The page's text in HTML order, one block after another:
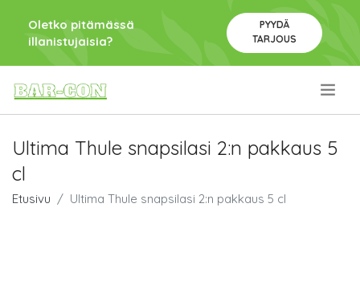
Oletko pitämässä
illanistujaisia?
PYYDÄ
TARJOUS
Ultima Thule snapsilasi 2:n pakkaus 5
cl
Etusivu Ultima Thule snapsilasi 2:n pakkaus 5 cl